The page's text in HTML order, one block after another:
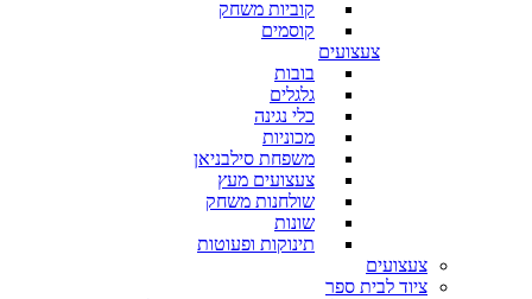
קוביות משחק
קוסמים
צעצועים
בובות
גלגלים
כלי נגינה
מכוניות
משפחת סילבניאן
צעצועים מעץ
שולחנות משחק
שונות
תינוקות ופעוטות
צעצועים
ציוד לבית ספר